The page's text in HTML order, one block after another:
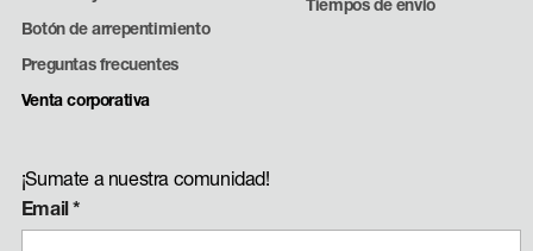
Botón de arrepentimiento
Preguntas frecuentes
Venta corporativa
Tiempos de envío
¡Sumate a nuestra comunidad!
Email*